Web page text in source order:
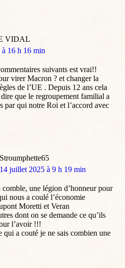
VIDAL
16 h 16 min
suivants est vrai!!
virer Macron ? et changer la
de l’UE . Depuis 12 ans cela
que le regroupement familial a
par qui notre Roi et l’accord avec
Stroumphette65
dit
14 juillet 2025 à 9 h 19 min
une légion d’honneur pour
nous a coulé l’économie
Moretti et Veran
dont on se demande ce qu’ils
l’avoir !!!
qui a couté je ne sais combien une